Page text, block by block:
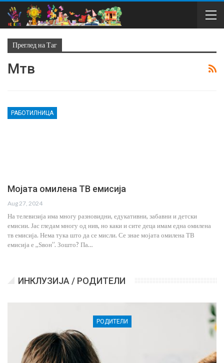
Преглед на Таг
Мтв
РАБОТИЛНИЦА
Мојата омилена ТВ емисија
Aug 27, 2024
На телевизија има многу разновидни, едукативни, забавни и детски
емисии. Јас гледам многу од нив, но каки и сите деца имам една омилена
тв емисија. Нема тука што да се мисли. Се знае мојата омилена ТВ
емисија е ,,Ѕвон’’. Зошто? Па…
ИНКЛУЗИЈА / РОДИТЕЛИ
РОДИТЕЛИ